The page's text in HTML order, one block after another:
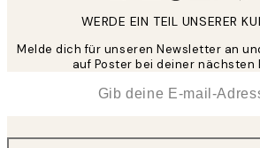
WERDE EIN TEIL UNSERER
Melde dich für unseren Newsletter an
auf Poster bei deiner nächsten